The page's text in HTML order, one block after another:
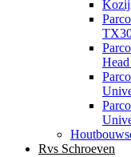
Rvs Schroeven